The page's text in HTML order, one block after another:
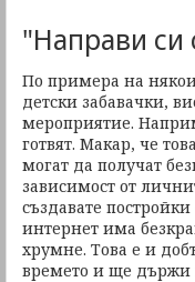
"Направи си
По примера на
детски забавачки,
мероприятие.
готвят. Макар, че
могат да получат
зависимост от
създавате
интернет има
хрумне. Това е и
времето и ще държи